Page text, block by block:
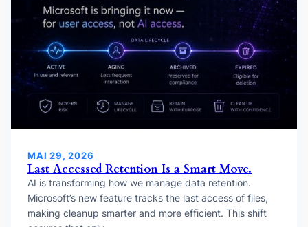
MAI 29, 2026
Last Accessed Retention Is a Smart Move.
AI is transforming how we manage data retention.
Microsoft’s new feature tracks the last access of files,
making cleanup smarter and more efficient. This shift